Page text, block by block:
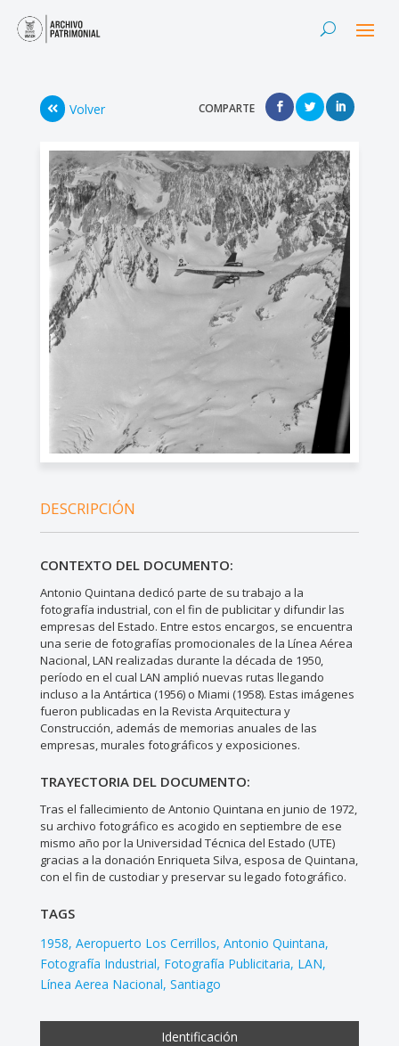
Volver COMPARTE
DESCRIPCIÓN
CONTEXTO DEL DOCUMENTO:
Antonio Quintana dedicó parte de su trabajo a la
fotografía industrial, con el fin de publicitar y difundir las
empresas del Estado. Entre estos encargos, se encuentra
una serie de fotografías promocionales de la Línea Aérea
Nacional, LAN realizadas durante la década de 1950,
período en el cual LAN amplió nuevas rutas llegando
incluso a la Antártica (1956) o Miami (1958). Estas imágenes
fueron publicadas en la Revista Arquitectura y
Construcción, además de memorias anuales de las
empresas, murales fotográficos y exposiciones.
TRAYECTORIA DEL DOCUMENTO:
Tras el fallecimiento de Antonio Quintana en junio de 1972,
su archivo fotográfico es acogido en septiembre de ese
mismo año por la Universidad Técnica del Estado (UTE)
gracias a la donación Enriqueta Silva, esposa de Quintana,
con el fin de custodiar y preservar su legado fotográfico.
TAGS
1958 Aeropuerto Los Cerrillos Antonio Quintana
Fotografía Industrial Fotografía Publicitaria LAN
Línea Aerea Nacional Santiago
Identificación